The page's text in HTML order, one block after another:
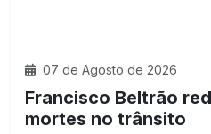
07 de Agosto de 2026
Francisco Beltrão
mortes no trânsito